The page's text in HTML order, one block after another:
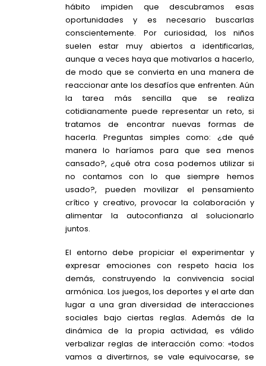
hábito impiden que descubramos esas
oportunidades y es necesario buscarlas
conscientemente. Por curiosidad, los niños
suelen estar muy abiertos a identificarlas,
aunque a veces haya que motivarlos a hacerlo,
de modo que se convierta en una manera de
reaccionar ante los desafíos que enfrenten. Aún
la tarea más sencilla que se realiza
cotidianamente puede representar un reto, si
tratamos de encontrar nuevas formas de
hacerla. Preguntas simples como: ¿de qué
manera lo haríamos para que sea menos
cansado?, ¿qué otra cosa podemos utilizar si
no contamos con lo que siempre hemos
usado?, pueden movilizar el pensamiento
crítico y creativo, provocar la colaboración y
alimentar la autoconfianza al solucionarlo
juntos.
El entorno debe propiciar el experimentar y
expresar emociones con respeto hacia los
demás, construyendo la convivencia social
armónica. Los juegos, los deportes y el arte dan
lugar a una gran diversidad de interacciones
sociales bajo ciertas reglas. Además de la
dinámica de la propia actividad, es válido
verbalizar reglas de interacción como: «todos
vamos a divertirnos, se vale equivocarse, se